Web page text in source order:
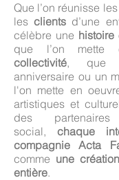
Que l’on réunisse les
lesclients d’une
célèbre une histoire
que l’on mette
collectivité, que
anniversaire ou un
l'on mette en
artistiques et
des
social, chaque
compagnie Acta
comme une
entière.